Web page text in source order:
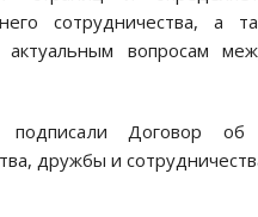
сотрудничества, а
вопросам
Договор об
дружбы и